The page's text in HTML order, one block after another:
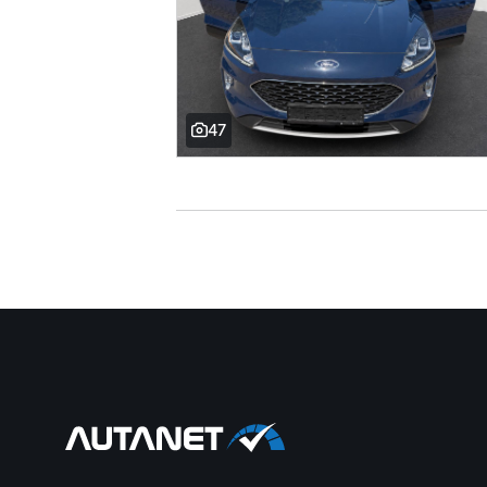
kožené čalounění
odvětrávaná sedadla
paměť nastavení sedadla řidiče
regulace rychlosti při jízdě ze svahu
parkovací asistent
aut. aktivace výstražných světlometů
47